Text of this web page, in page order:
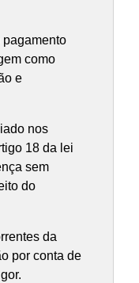
como
e
nos
18 da lei
sem
do
da
por conta de